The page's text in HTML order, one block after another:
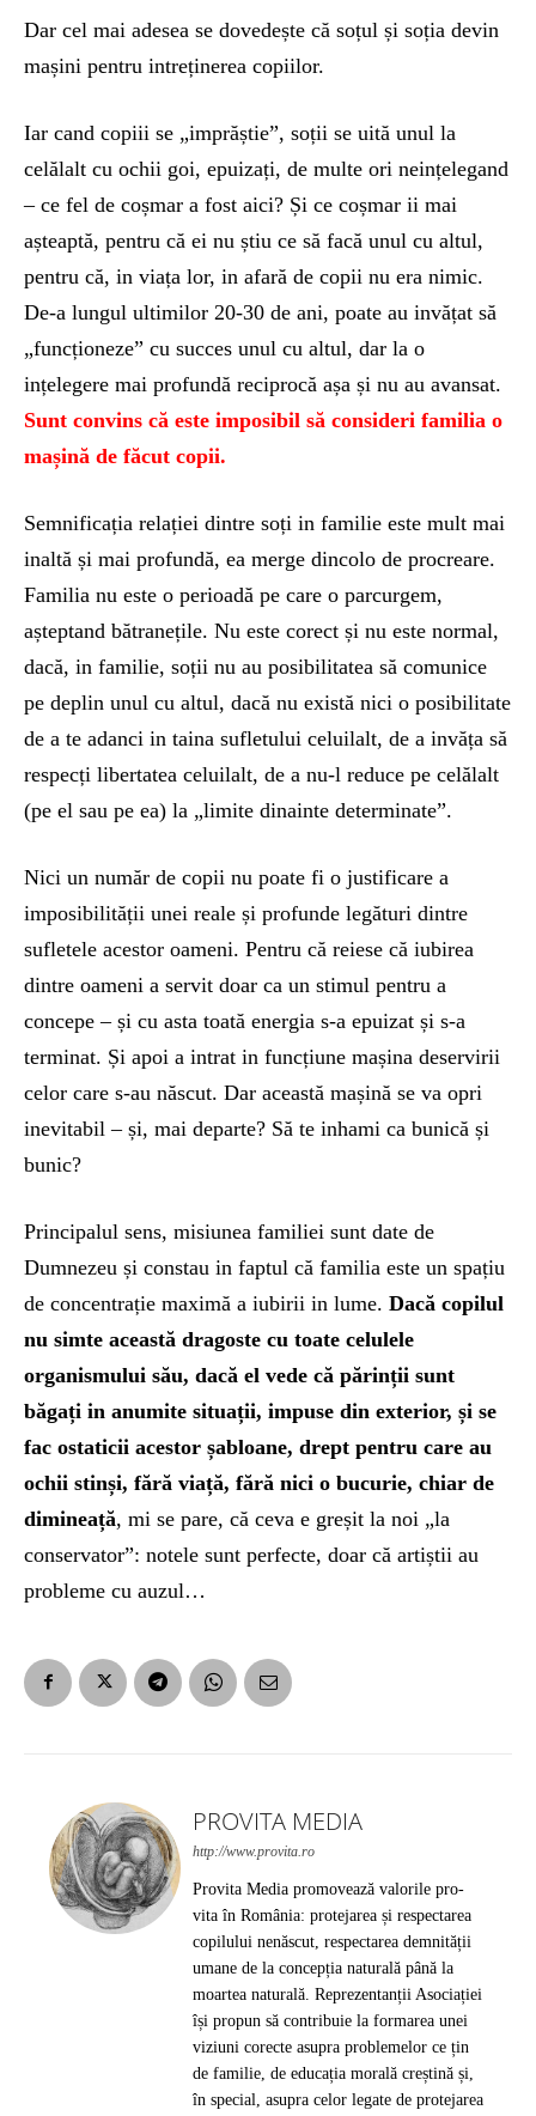
Dar cel mai adesea se dovedește că soțul și soția devin
mașini pentru intreținerea copiilor.
Iar cand copiii se „imprăștie”, soții se uită unul la
celălalt cu ochii goi, epuizați, de multe ori neințelegand
– ce fel de coșmar a fost aici? Și ce coșmar ii mai
așteaptă, pentru că ei nu știu ce să facă unul cu altul,
pentru că, in viața lor, in afară de copii nu era nimic.
De-a lungul ultimilor 20-30 de ani, poate au invățat să
„funcționeze” cu succes unul cu altul, dar la o
ințelegere mai profundă reciprocă așa și nu au avansat.
Sunt convins că este imposibil să consideri familia o
mașină de făcut copii.
Semnificația relației dintre soți in familie este mult mai
inaltă și mai profundă, ea merge dincolo de procreare.
Familia nu este o perioadă pe care o parcurgem,
așteptand bătranețile. Nu este corect și nu este normal,
dacă, in familie, soții nu au posibilitatea să comunice
pe deplin unul cu altul, dacă nu există nici o posibilitate
de a te adanci in taina sufletului celuilalt, de a invăța să
respecți libertatea celuilalt, de a nu-l reduce pe celălalt
(pe el sau pe ea) la „limite dinainte determinate”.
Nici un număr de copii nu poate fi o justificare a
imposibilității unei reale și profunde legături dintre
sufletele acestor oameni. Pentru că reiese că iubirea
dintre oameni a servit doar ca un stimul pentru a
concepe – și cu asta toată energia s-a epuizat și s-a
terminat. Și apoi a intrat in funcțiune mașina deservirii
celor care s-au născut. Dar această mașină se va opri
inevitabil – și, mai departe? Să te inhami ca bunică și
bunic?
Principalul sens, misiunea familiei sunt date de
Dumnezeu și constau in faptul că familia este un spațiu
de concentrație maximă a iubirii in lume. Dacă copilul
nu simte această dragoste cu toate celulele
organismului său, dacă el vede că părinții sunt
băgați in anumite situații, impuse din exterior, și se
fac ostaticii acestor șabloane, drept pentru care au
ochii stinși, fără viață, fără nici o bucurie, chiar de
dimineață, mi se pare, că ceva e greșit la noi „la
conservator”: notele sunt perfecte, doar că artiștii au
probleme cu auzul…
PROVITA MEDIA
http://www.provita.ro
Provita Media promovează valorile pro-
vita în România: protejarea și respectarea
copilului nenăscut, respectarea demnității
umane de la concepția naturală până la
moartea naturală. Reprezentanții Asociației
își propun să contribuie la formarea unei
viziuni corecte asupra problemelor ce țin
de familie, de educația morală creștină și,
în special, asupra celor legate de protejarea